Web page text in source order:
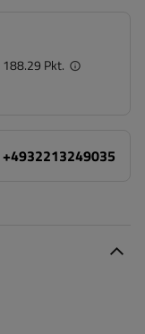
188.29 Pkt.
+4932213249035